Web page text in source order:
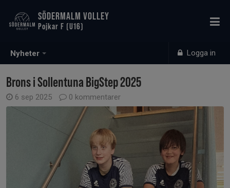
Nyheter Logga in
SÖDERMALM VOLLEY
Pojkar F (U16)
Brons i Sollentuna BigStep 2025
6 sep 2025 0 kommentarer